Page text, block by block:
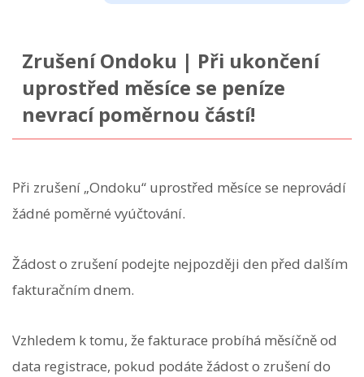
Zrušení Ondoku | Při ukončení
uprostřed měsíce se peníze
nevrací poměrnou částí!
Při zrušení „Ondoku“ uprostřed měsíce se neprovádí
žádné poměrné vyúčtování.
Žádost o zrušení podejte nejpozději den před dalším
fakturačním dnem.
Vzhledem k tomu, že fakturace probíhá měsíčně od
data registrace, pokud podáte žádost o zrušení do